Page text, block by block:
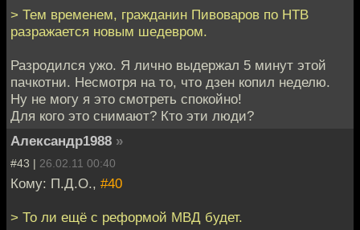
> Тем временем, гражданин Пивоваров по НТВ
разражается новым шедевром.
Разродился ужо. Я лично выдержал 5 минут этой
пачкотни. Несмотря на то, что дзен копил неделю.
Ну не могу я это смотреть спокойно!
Для кого это снимают? Кто эти люди?
Александр1988 »
#43 | 26.02.11 00:40
Кому: П.Д.О., #40
> То ли ещё с реформой МВД будет.